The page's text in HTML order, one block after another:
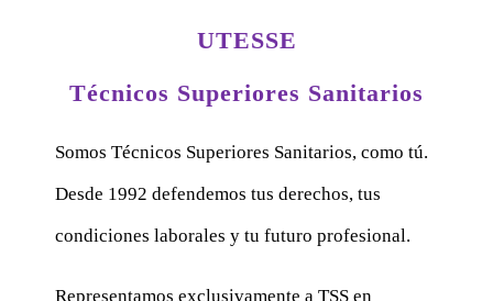
UTESSE
Técnicos Superiores Sanitarios
Somos Técnicos Superiores Sanitarios, como tú.
Desde 1992 defendemos tus derechos, tus
condiciones laborales y tu futuro profesional.
Representamos exclusivamente a TSS en